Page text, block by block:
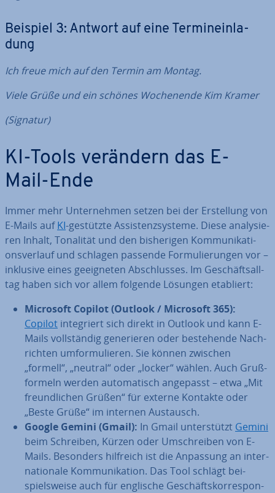
Beispiel 3: Antwort auf eine Ter­min­ein­la­
dung
Ich freue mich auf den Termin am Montag.
Viele Grüße und ein schönes Wo­chen­en­de Kim Kramer
(Signatur)
KI-Tools verändern das E-
Mail-Ende
Immer mehr Un­ter­neh­men setzen bei der Er­stel­lung von
E-Mails aufKI-gestützte As­sis­tenz­sys­te­me. Diese ana­ly­sie­
ren Inhalt, Tonalität und den bis­he­ri­gen Kom­mu­ni­ka­ti­
ons­ver­lauf und schlagen passende For­mu­lie­run­gen vor –
inklusive eines ge­eig­ne­ten Ab­schlus­ses. Im Ge­schäfts­all­
tag haben sich vor allem folgende Lösungen etabliert:
Microsoft Copilot (Outlook / Microsoft 365):
Copilot in­te­griert sich direkt in Outlook und kann E-
Mails voll­stän­dig ge­ne­rie­ren oder be­stehen­de Nach­
rich­ten um­for­mu­lie­ren. Sie können zwischen
„formell“, „neutral“ oder „locker“ wählen. Auch Gruß­
for­meln werden au­to­ma­tisch angepasst – etwa „Mit
freund­li­chen Grüßen“ für externe Kontakte oder
„Beste Grüße“ im internen Austausch.
Google Gemini (Gmail): In Gmail un­ter­stützt Gemini
beim Schreiben, Kürzen oder Um­schrei­ben von E-
Mails. Besonders hilfreich ist die Anpassung an in­ter­
na­tio­na­le Kom­mu­ni­ka­ti­on. Das Tool schlägt bei­
spiels­wei­se auch für englische Ge­schäfts­kor­re­spon­